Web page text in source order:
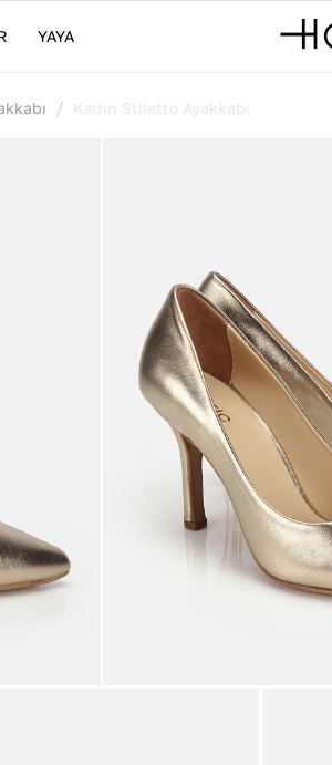
YAYA
/ Kadın Stiletto Ayakkabı